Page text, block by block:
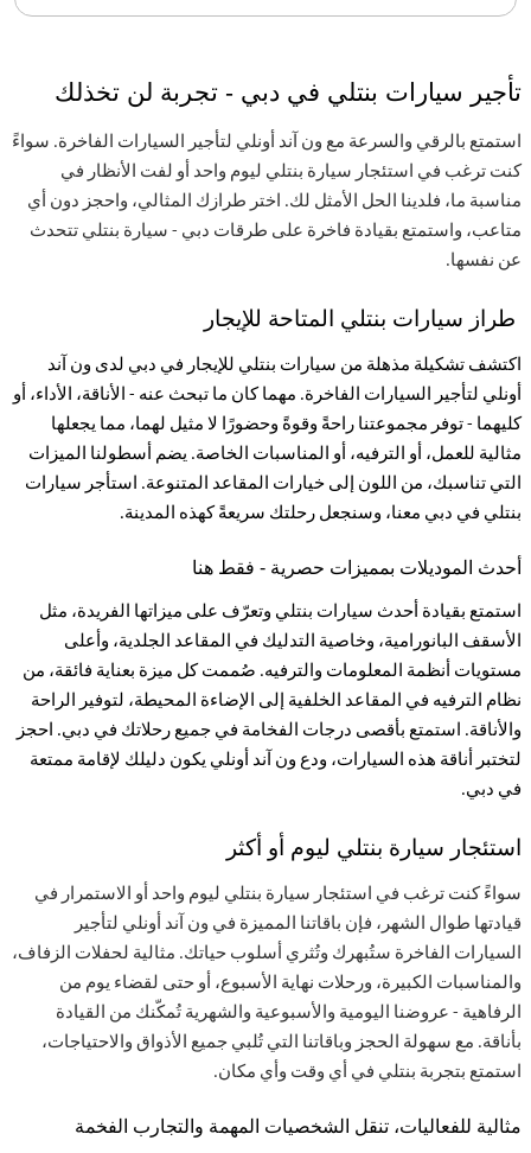
تأجير سيارات بنتلي في دبي - تجربة لن تخذلك
استمتع بالرقي والسرعة مع ون آند أونلي لتأجير السيارات الفاخرة. سواءً
كنت ترغب في استئجار سيارة بنتلي ليوم واحد أو لفت الأنظار في
مناسبة ما، فلدينا الحل الأمثل لك. اختر طرازك المثالي، واحجز دون أي
متاعب، واستمتع بقيادة فاخرة على طرقات دبي - سيارة بنتلي تتحدث
عن نفسها.
طراز سيارات بنتلي المتاحة للإيجار
اكتشف تشكيلة مذهلة من سيارات بنتلي للإيجار في دبي لدى ون آند
أونلي لتأجير السيارات الفاخرة. مهما كان ما تبحث عنه - الأناقة، الأداء، أو
كليهما - توفر مجموعتنا راحةً وقوةً وحضورًا لا مثيل لهما، مما يجعلها
مثالية للعمل، أو الترفيه، أو المناسبات الخاصة. يضم أسطولنا الميزات
التي تناسبك، من اللون إلى خيارات المقاعد المتنوعة. استأجر سيارات
بنتلي في دبي معنا، وسنجعل رحلتك سريعةً كهذه المدينة.
أحدث الموديلات بمميزات حصرية - فقط هنا
استمتع بقيادة أحدث سيارات بنتلي وتعرّف على ميزاتها الفريدة، مثل
الأسقف البانورامية، وخاصية التدليك في المقاعد الجلدية، وأعلى
مستويات أنظمة المعلومات والترفيه. صُممت كل ميزة بعناية فائقة، من
نظام الترفيه في المقاعد الخلفية إلى الإضاءة المحيطة، لتوفير الراحة
والأناقة. استمتع بأقصى درجات الفخامة في جميع رحلاتك في دبي. احجز
لتختبر أناقة هذه السيارات، ودع ون آند أونلي يكون دليلك لإقامة ممتعة
في دبي.
استئجار سيارة بنتلي ليوم أو أكثر
سواءً كنت ترغب في استئجار سيارة بنتلي ليوم واحد أو الاستمرار في
قيادتها طوال الشهر، فإن باقاتنا المميزة في ون آند أونلي لتأجير
السيارات الفاخرة ستُبهرك وتُثري أسلوب حياتك. مثالية لحفلات الزفاف،
والمناسبات الكبيرة، ورحلات نهاية الأسبوع، أو حتى لقضاء يوم من
الرفاهية - عروضنا اليومية والأسبوعية والشهرية تُمكّنك من القيادة
بأناقة. مع سهولة الحجز وباقاتنا التي تُلبي جميع الأذواق والاحتياجات،
استمتع بتجربة بنتلي في أي وقت وأي مكان.
مثالية للفعاليات، تنقل الشخصيات المهمة والتجارب الفخمة